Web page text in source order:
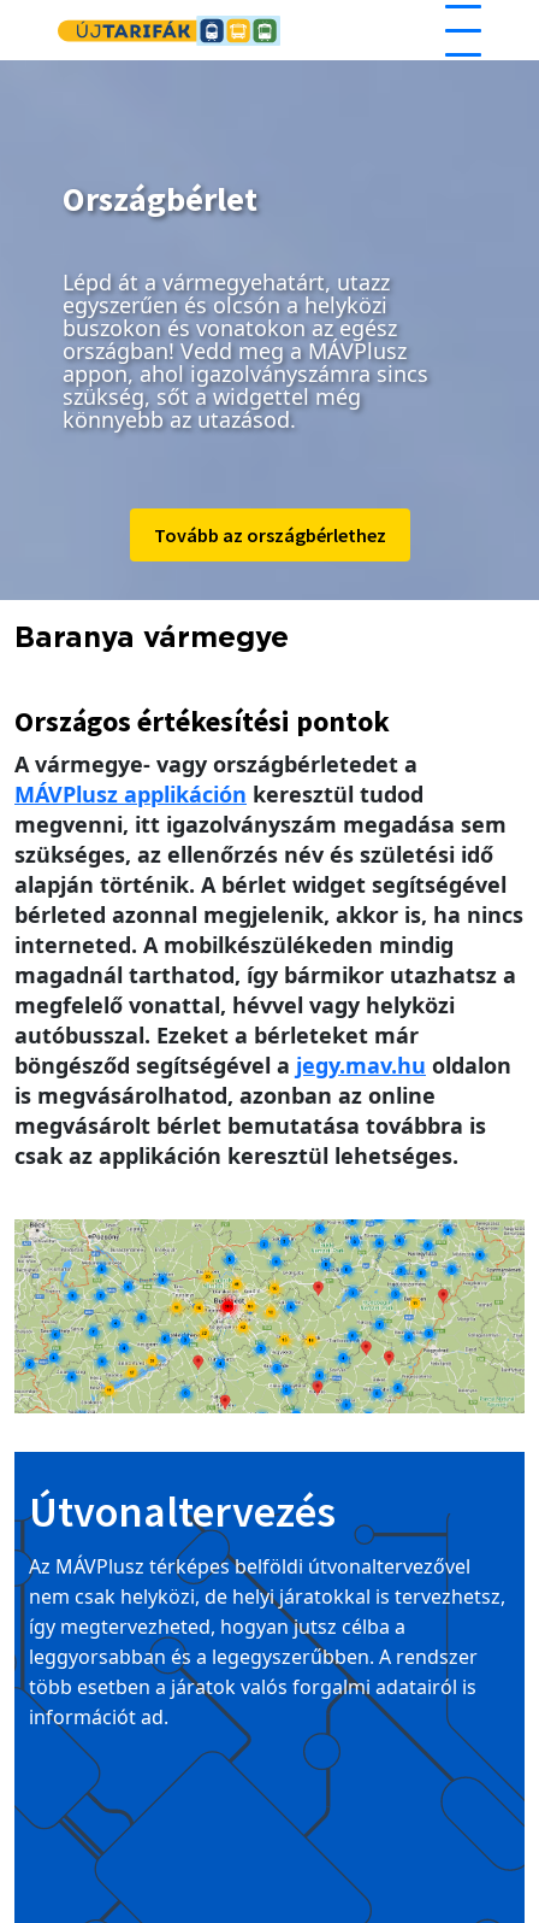
Ugrás a tartalomra
Országbérlet
Lépd át a vármegyehatárt, utazz
egyszerűen és olcsón a helyközi
buszokon és vonatokon az egész
országban! Vedd meg a MÁVPlusz
appon, ahol igazolványszámra sincs
szükség, sőt a widgettel még
könnyebb az utazásod.
Tovább az országbérlethez
Baranya vármegye
Országos értékesítési pontok
A vármegye- vagy országbérletedet a
MÁVPlusz applikáción keresztül tudod
megvenni, itt igazolványszám megadása sem
szükséges, az ellenőrzés név és születési idő
alapján történik. A bérlet widget segítségével
bérleted azonnal megjelenik, akkor is, ha nincs
interneted. A mobilkészülékeden mindig
magadnál tarthatod, így bármikor utazhatsz a
megfelelő vonattal, hévvel vagy helyközi
autóbusszal. Ezeket a bérleteket már
böngésződ segítségével a jegy.mav.hu oldalon
is megvásárolhatod, azonban az online
megvásárolt bérlet bemutatása továbbra is
csak az applikáción keresztül lehetséges.
Image
Útvonaltervezés
Az MÁVPlusz térképes belföldi útvonaltervezővel
nem csak helyközi, de helyi járatokkal is tervezhetsz,
így megtervezheted, hogyan jutsz célba a
leggyorsabban és a legegyszerűbben. A rendszer
több esetben a járatok valós forgalmi adatairól is
információt ad.